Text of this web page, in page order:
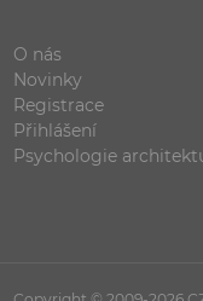
O nás
Novinky
Registrace
Přihlášení
Psychologie